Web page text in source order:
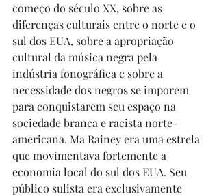
começo do século XX, sobre as
diferenças culturais entre o norte e o
sul dos EUA, sobre a apropriação
cultural da música negra pela
indústria fonográfica e sobre a
necessidade dos negros se imporem
para conquistarem seu espaço na
sociedade branca e racista norte-
americana. Ma Rainey era uma estrela
que movimentava fortemente a
economia local do sul dos EUA. Seu
público sulista era exclusivamente